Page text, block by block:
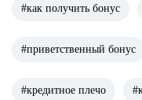
#как получить бонус
#приветственный бонус
#кредитное плечо